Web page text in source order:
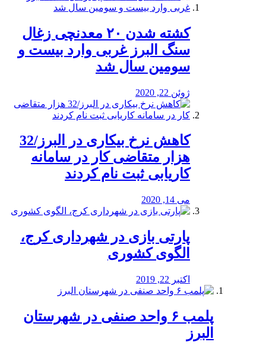
کشته شدن ۲۰ معدنچی زغال
سنگ البرز غربی وارد بیست و
سومین سال شد
ژوئن 22, 2020
کاهش نرخ بیکاری در البرز/32
هزار متقاضی کار در سامانه
کاریابی ثبت نام کردند
می 14, 2020
پارتی بازی در شهرداری کرج،
الگوی کشوری
اکتبر 22, 2019
پلمب ۶ واحد صنفی در شهرستان
البرز